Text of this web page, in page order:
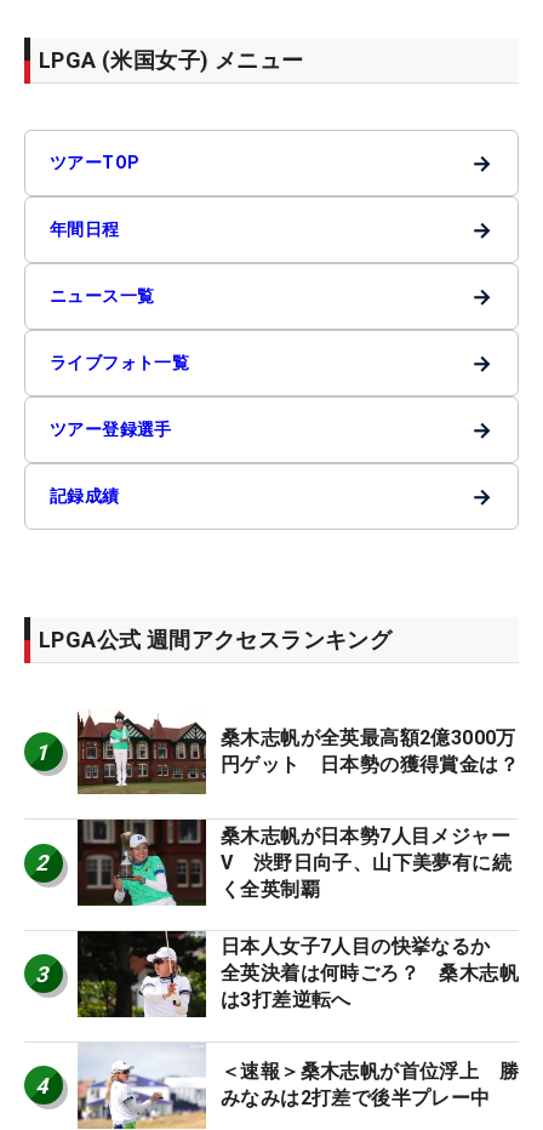
LPGA (米国女子) メニュー
ツアーTOP →
年間日程 →
ニュース一覧 →
ライブフォト一覧 →
ツアー登録選手 →
記録成績 →
LPGA公式 週間アクセスランキング
1
桑木志帆が全英最高額2億3000万
円ゲット 日本勢の獲得賞金は？
2
桑木志帆が日本勢7人目メジャー
V 渋野日向子、山下美夢有に続
く全英制覇
3
日本人女子7人目の快挙なるか
全英決着は何時ごろ？ 桑木志帆
は3打差逆転へ
4
＜速報＞桑木志帆が首位浮上 勝
みなみは2打差で後半プレー中